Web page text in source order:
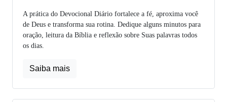
A prática do Devocional Diário fortalece a fé, aproxima você
de Deus e transforma sua rotina. Dedique alguns minutos para
oração, leitura da Bíblia e reflexão sobre Suas palavras todos
os dias.
Saiba mais